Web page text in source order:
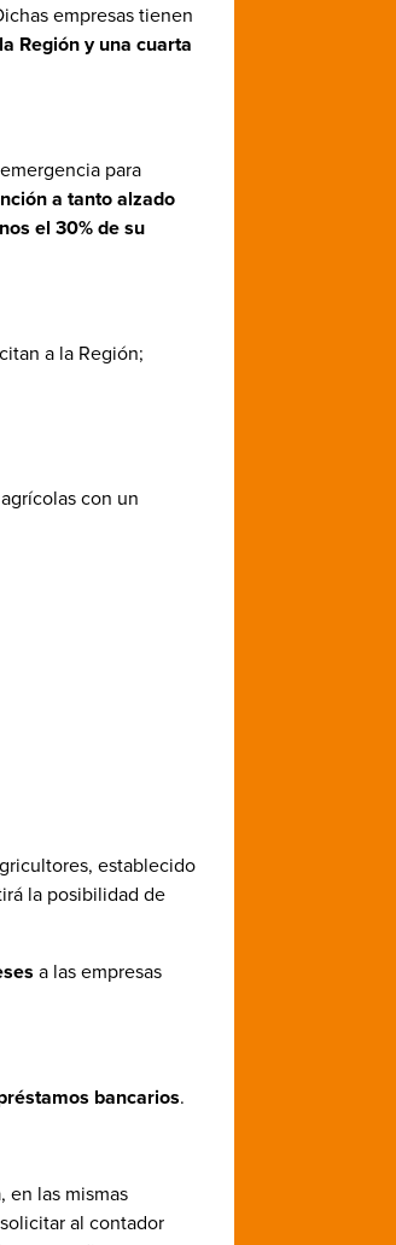
empresas tienen
Región y una cuarta
para
a tanto alzado
el 30% de su
a la Región;
con un
establecido
la posibilidad de
a las empresas
bancarios.
, en las mismas
al contador